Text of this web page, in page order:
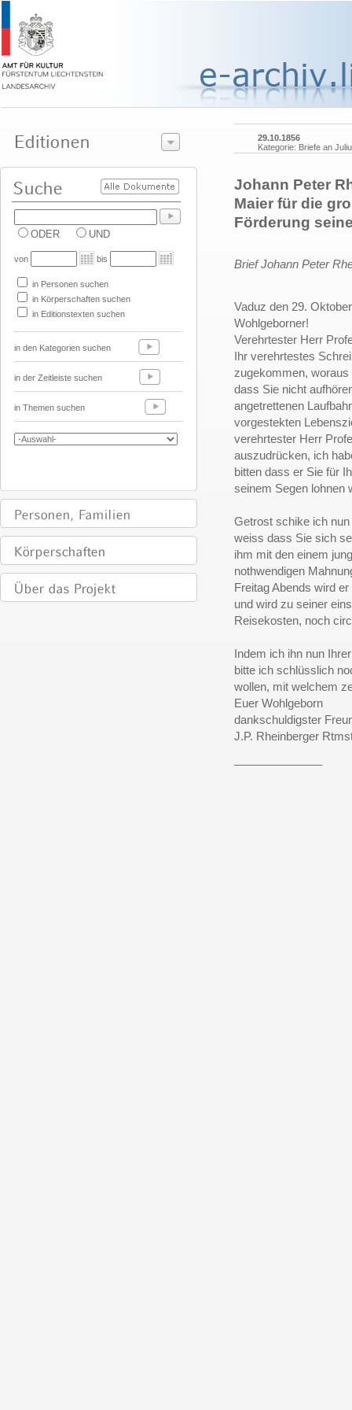
ODER UND
von bis
in Personen suchen
in Körperschaften suchen
in Editionstexten suchen
in den Kategorien suchen
in der Zeitleiste suchen
in Themen suchen
29.10.1856
Kategorie: Briefe an
Johann Peter
Maier für die
Förderung
Brief Johann Peter
Vaduz den 29.
Wohlgeborner!
Verehrtester Herr
Ihr verehrtestes
zugekommen,
dass Sie nicht
angetrettenen
vorgestekten
verehrtester Herr
auszudrücken, ich
bitten dass er Sie für
seinem Segen lohnen
Getrost schike ich
weiss dass Sie sich
ihm mit den einem
nothwendigen
Freitag Abends wird
und wird zu seiner
Reisekosten, noch
Indem ich ihn nun
bitte ich schlüsslich
wollen, mit welchem
Euer Wohlgeborn
dankschuldigster
J.P. Rheinberger